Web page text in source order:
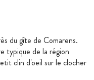
du gîte de Comarens.
typique de la région
clin d'oeil sur le clocher